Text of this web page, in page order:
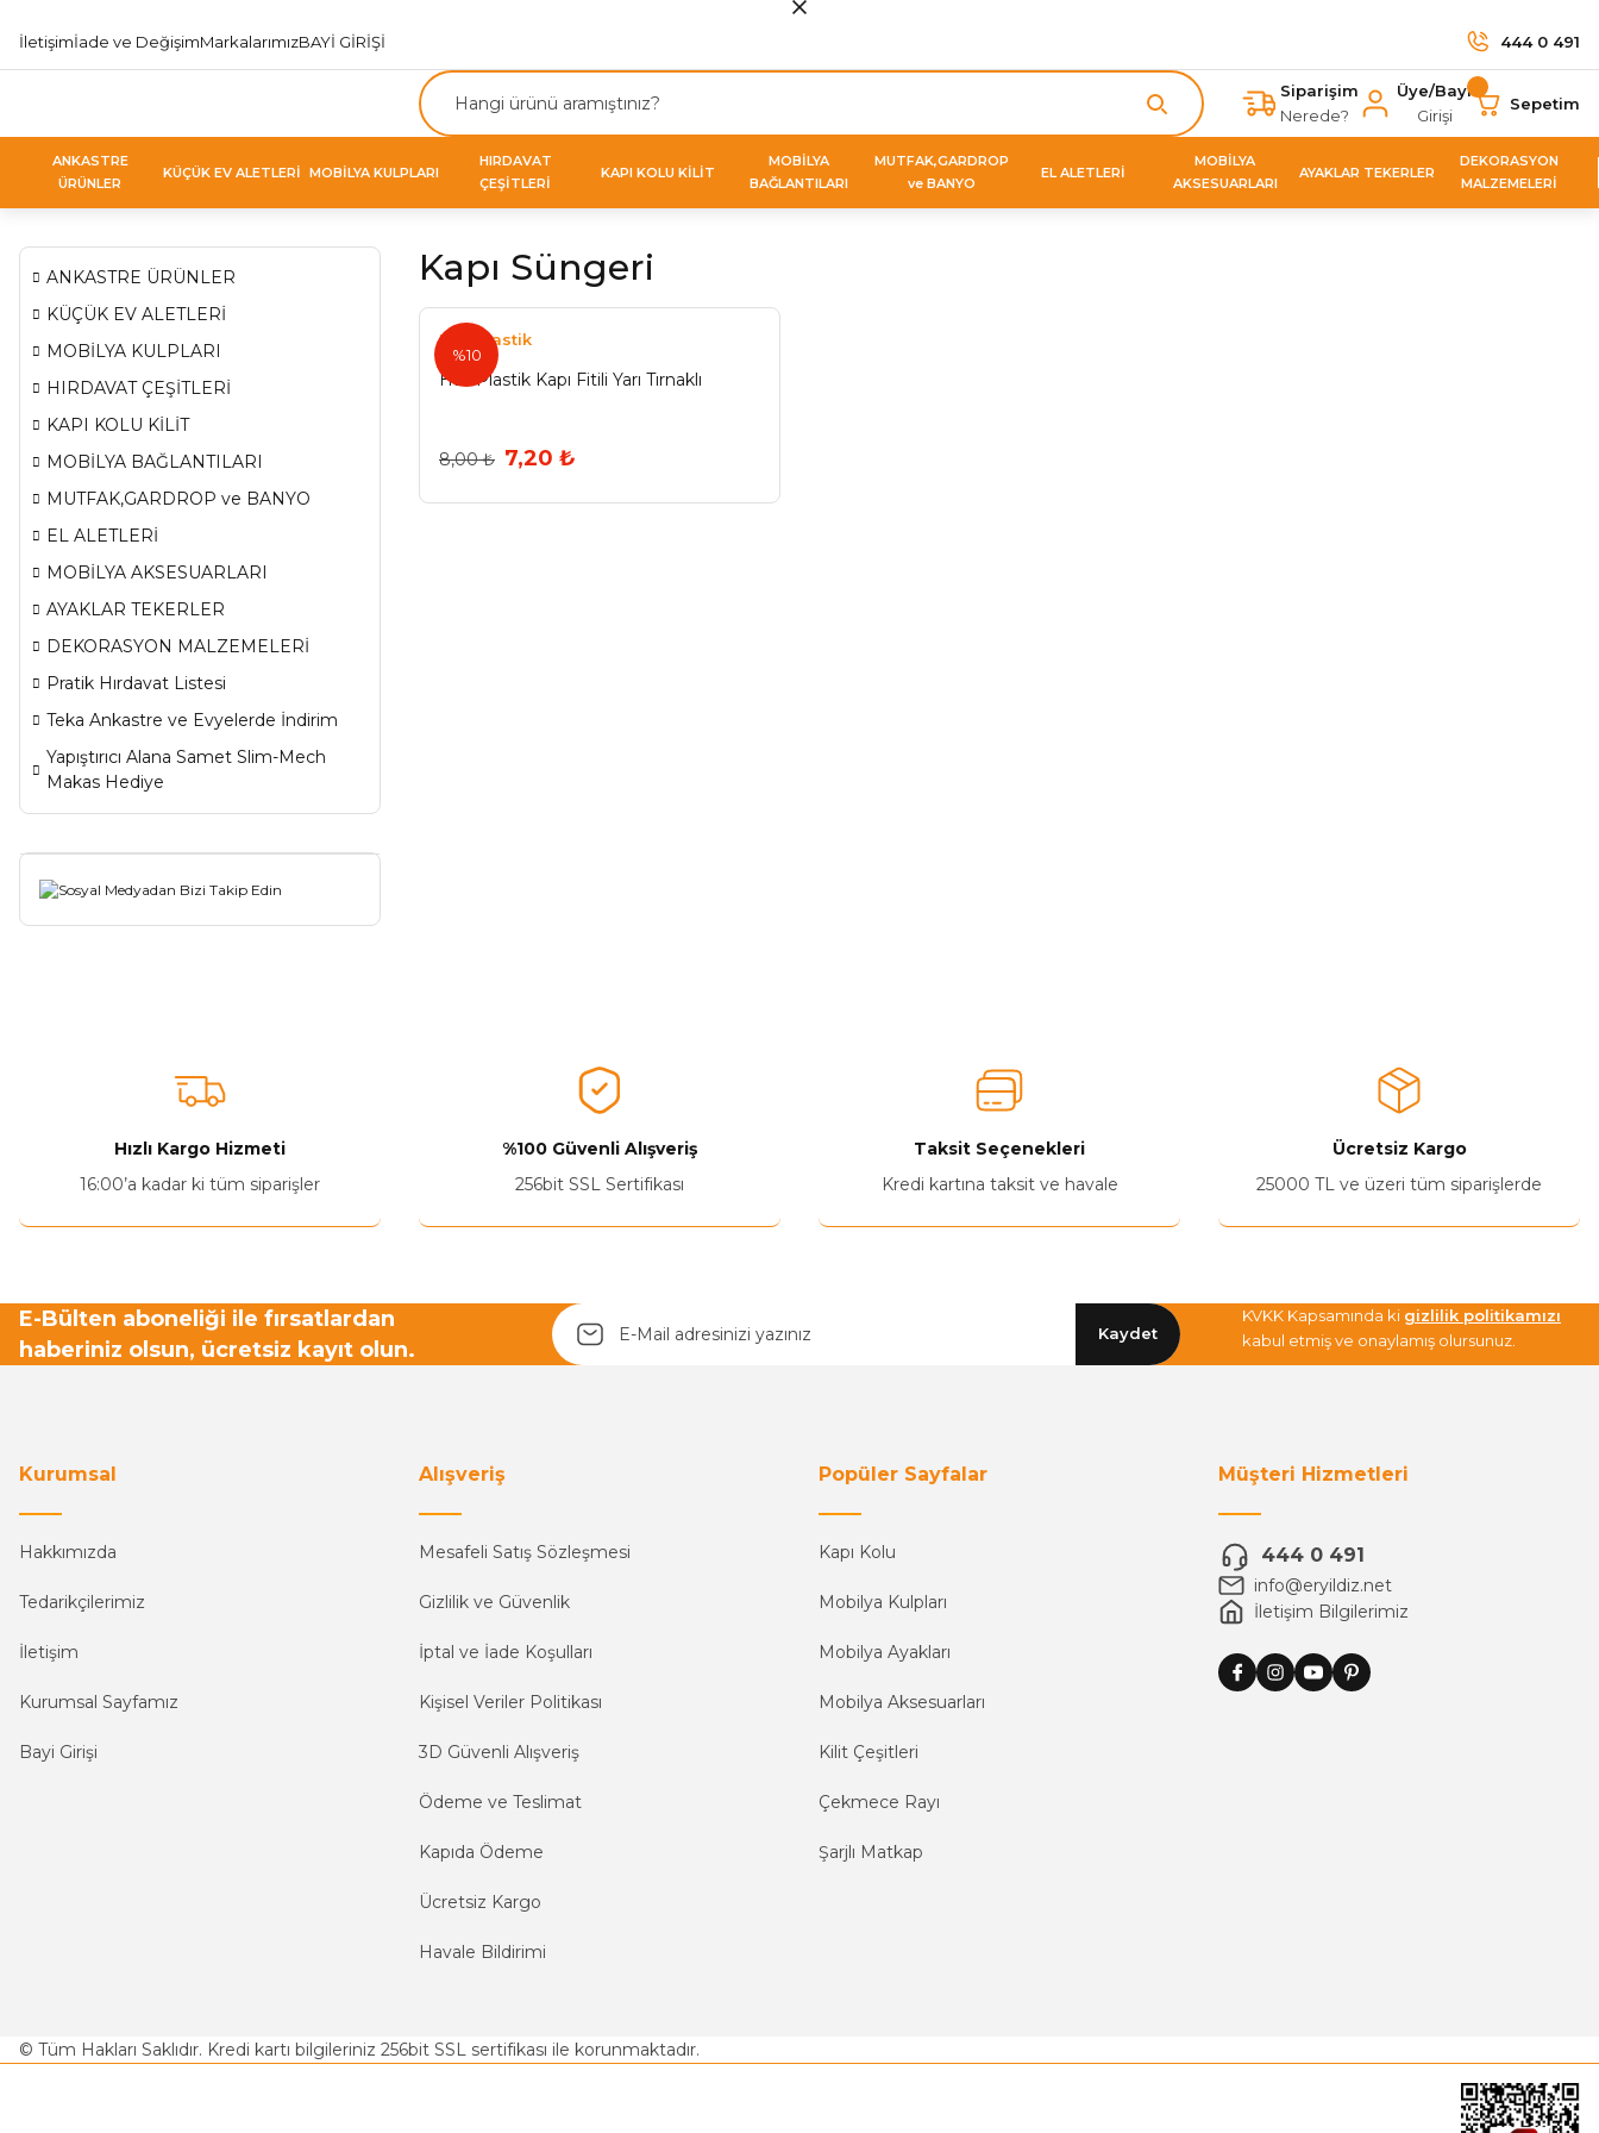
İletişimİade ve DeğişimMarkalarımızBAYİ GİRİŞİ 444 0 491
Siparişim
Nerede?
Üye/Bayi
Girişi
Sepetim
ANKASTRE
ÜRÜNLER
KÜÇÜK EV ALETLERİ MOBİLYA KULPLARI
HIRDAVAT
ÇEŞİTLERİ
KAPI KOLU KİLİT
MOBİLYA
BAĞLANTILARI
MUTFAK,GARDROP
ve BANYO
EL ALETLERİ
MOBİLYA
AKSESUARLARI
AYAKLAR TEKERLER
DEKORASYON
MALZEMELERİ
ANKASTRE ÜRÜNLER
KÜÇÜK EV ALETLERİ
MOBİLYA KULPLARI
HIRDAVAT ÇEŞİTLERİ
KAPI KOLU KİLİT
MOBİLYA BAĞLANTILARI
MUTFAK,GARDROP ve BANYO
EL ALETLERİ
MOBİLYA AKSESUARLARI
AYAKLAR TEKERLER
DEKORASYON MALZEMELERİ
Pratik Hırdavat Listesi
Teka Ankastre ve Evyelerde İndirim
Yapıştırıcı Alana Samet Slim-Mech
Makas Hediye
Kapı Süngeri
%10
Has Plastik
Has Plastik Kapı Fitili Yarı Tırnaklı
8,00 ₺ 7,20 ₺
Hızlı Kargo Hizmeti
16:00’a kadar ki tüm siparişler
%100 Güvenli Alışveriş
256bit SSL Sertifikası
Taksit Seçenekleri
Kredi kartına taksit ve havale
Ücretsiz Kargo
25000 TL ve üzeri tüm siparişlerde
E-Bülten aboneliği ile fırsatlardan
haberiniz olsun, ücretsiz kayıt olun.
Kaydet
KVKK Kapsamında ki gizlilik politikamızı
kabul etmiş ve onaylamış olursunuz.
Kurumsal
Hakkımızda
Tedarikçilerimiz
İletişim
Kurumsal Sayfamız
Bayi Girişi
Alışveriş
Mesafeli Satış Sözleşmesi
Gizlilik ve Güvenlik
İptal ve İade Koşulları
Kişisel Veriler Politikası
3D Güvenli Alışveriş
Ödeme ve Teslimat
Kapıda Ödeme
Ücretsiz Kargo
Havale Bildirimi
Popüler Sayfalar
Kapı Kolu
Mobilya Kulpları
Mobilya Ayakları
Mobilya Aksesuarları
Kilit Çeşitleri
Çekmece Rayı
Şarjlı Matkap
Müşteri Hizmetleri
444 0 491
info@eryildiz.net
İletişim Bilgilerimiz
© Tüm Hakları Saklıdır. Kredi kartı bilgileriniz 256bit SSL sertifikası ile korunmaktadır.